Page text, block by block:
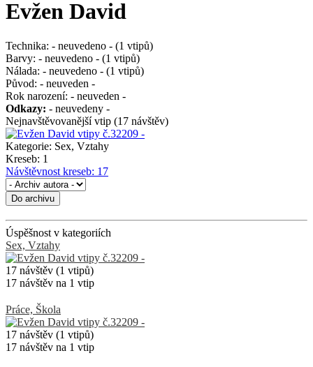
Evžen David
Technika: - neuvedeno - (1 vtipů)
Barvy: - neuvedeno - (1 vtipů)
Nálada: - neuvedeno - (1 vtipů)
Původ: - neuveden -
Rok narození: - neuveden -
Odkazy: - neuvedeny -
Nejnavštěvovanější vtip (17 návštěv)
Kategorie: Sex, Vztahy
Kreseb: 1
Návštěvnost kreseb: 17
Do archivu
Úspěšnost v kategoriích
Sex, Vztahy
17 návštěv (1 vtipů)
17 návštěv na 1 vtip
Práce, Škola
17 návštěv (1 vtipů)
17 návštěv na 1 vtip